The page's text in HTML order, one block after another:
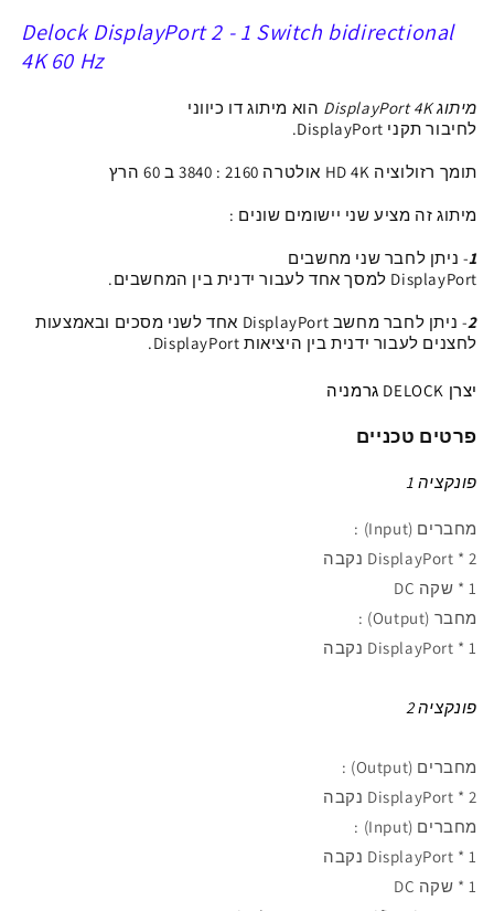
כיווני
עם
2
DP
כיווני
עם
2
DP
Delock DisplayPort 2 - 1 Switch bidirectional
4K 60 Hz
מיתוג DisplayPort 4K
הוא מיתוג דו כיווני
לחיבור תקני DisplayPort
.
תומך רזולוציה HD 4K אולטרה 2160 : 3840 ב 60 הרץ
מיתוג זה מציע שני יישומים שונים :
1- ניתן לחבר שני מחשבים
DisplayPort למסך אחד לעבורידנית בין המחשבים.
2- ניתן לחבר מחשב אחד לשני מסכים ובאמצעות
לחצנים לעבור ידניתבין היציאות DisplayPort .
יצרן DELOCK גרמניה
פרטים טכניים
פונקציה 1
מחברים (
Input)
:
2 * DisplayPort
נקבה
1 * שקה DC
מחבר (
Output) :
1 * DisplayPort
נקבה
פונקציה 2
מחברים (Output)
:
2 * DisplayPort
נקבה
מחברים (
Input)
:
1 * DisplayPort
נקבה
1 * שקה DC